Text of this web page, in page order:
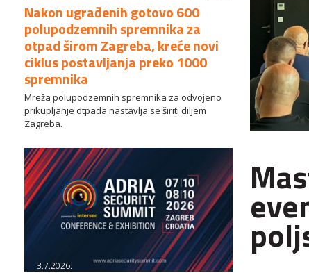
Nakon ugrađenih gotovo 600
polupodzemnih spremnika za
otpad širom Zagreba, kreće novi
ciklus postavljanja preko 1000
spremnika
Mreža polupodzemnih spremnika za odvojeno
prikupljanje otpada nastavlja se širiti diljem
Zagreba.
3.7.2026.